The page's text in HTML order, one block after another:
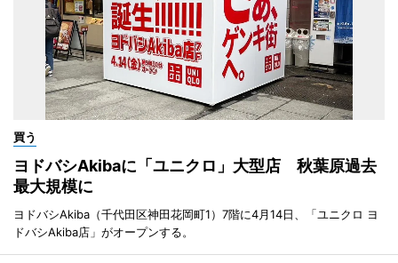
買う
ヨドバシAkibaに「ユニクロ」大型店 秋葉原過去
最大規模に
ヨドバシAkiba（千代田区神田花岡町1）7階に4月14日、「ユニクロ ヨ
ドバシAkiba店」がオープンする。